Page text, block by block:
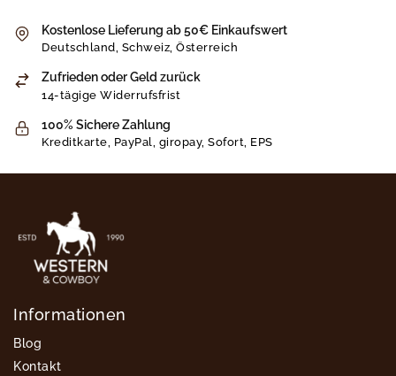
Kostenlose Lieferung ab 50€ Einkaufswert
Deutschland, Schweiz, Österreich
Zufrieden oder Geld zurück
14-tägige Widerrufsfrist
100% Sichere Zahlung
Kreditkarte, PayPal, giropay, Sofort, EPS
Informationen
Blog
Kontakt